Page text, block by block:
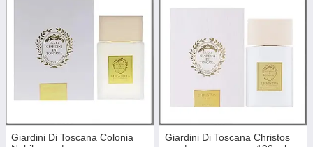
Giardini Di Toscana Colonia
Giardini Di Toscana Christos